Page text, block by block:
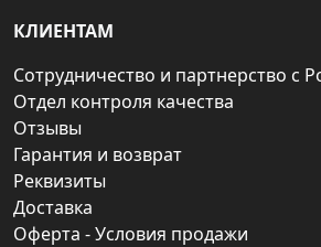
КЛИЕНТАМ
Сотрудничество и партнерство с
Отдел контроля качества
Отзывы
Гарантия и возврат
Реквизиты
Доставка
Оферта - Условия продажи